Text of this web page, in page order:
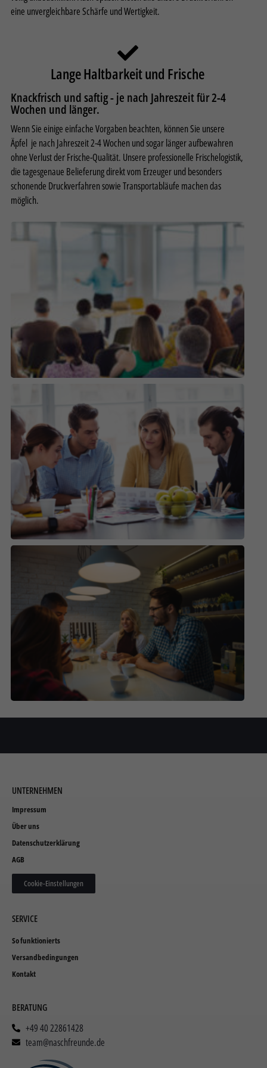
eine unvergleichbare Schärfe und Wertigkeit.
Lange Haltbarkeit und Frische
Knackfrisch und saftig - je nach Jahreszeit für 2-4
Wochen und länger.
Wenn Sie einige einfache Vorgaben beachten, können Sie unsere
Äpfel je nach Jahreszeit 2-4 Wochen und sogar länger aufbewahren
ohne Verlust der Frische-Qualität. Unsere professionelle Frischelogistik,
die tagesgenaue Belieferung direkt vom Erzeuger und besonders
schonende Druckverfahren sowie Transportabläufe machen das
möglich.
UNTERNEHMEN
Impressum
Über uns
Datenschutzerklärung
AGB
Cookie-Einstellungen
SERVICE
So funktionierts
Versandbedingungen
Kontakt
BERATUNG
+49 40 22861428
team@naschfreunde.de
Nur essenzielle Cookies akzeptieren
Zurück
Essenziell (2)
Essenzielle Cookies ermöglichen grundlegende Funktionen und sind für die
einwandfreie Funktion der Website erforderlich.
Cookie-Informationen anzeigen
Statistiken (2)
Statistik Cookies erfassen Informationen anonym. Diese Informationen
helfen uns zu verstehen, wie unsere Besucher unsere Website nutzen.
Datenschutzerklärung Impressum